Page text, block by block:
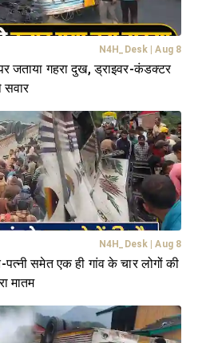
N4H_Desk Aug 8
जताया गहरा दुख, ड्राइवर-कंडक्टर
N4H_Desk Aug 8
समेत एक ही गांव के चार लोगों की
मातम